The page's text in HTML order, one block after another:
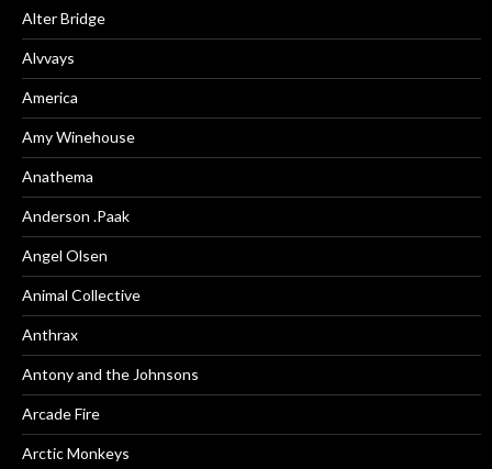
Alter Bridge
Alvvays
America
Amy Winehouse
Anathema
Anderson .Paak
Angel Olsen
Animal Collective
Anthrax
Antony and the Johnsons
Arcade Fire
Arctic Monkeys